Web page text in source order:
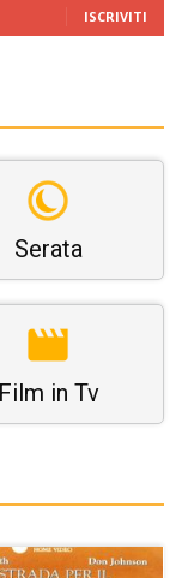
ISCRIVITI
Serata
Film in Tv